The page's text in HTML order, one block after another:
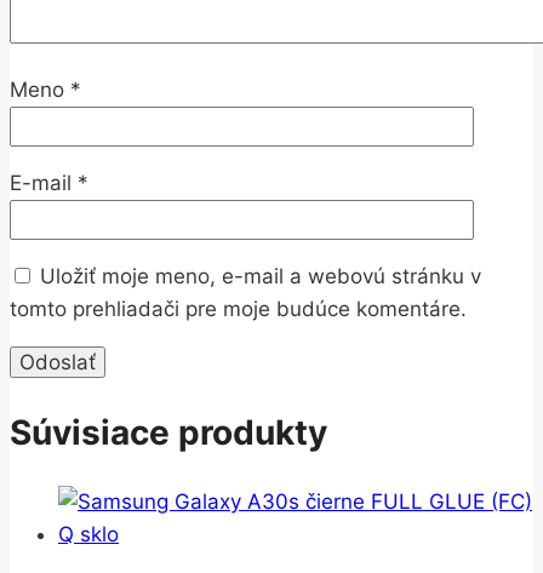
Meno *
E-mail *
Uložiť moje meno, e-mail a webovú stránku v
tomto prehliadači pre moje budúce komentáre.
Súvisiace produkty